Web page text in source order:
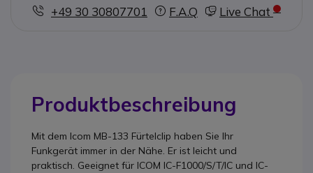
+49 30 30807701
F.A.Q Live Chat
Produktbeschreibung
Mit dem Icom MB-133 Fürtelclip haben Sie Ihr
Funkgerät immer in der Nähe. Er ist leicht und
praktisch. Geeignet für ICOM IC-F1000/S/T/IC und IC-